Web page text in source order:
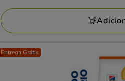
avaliações
166.78€
Entrega Grátis